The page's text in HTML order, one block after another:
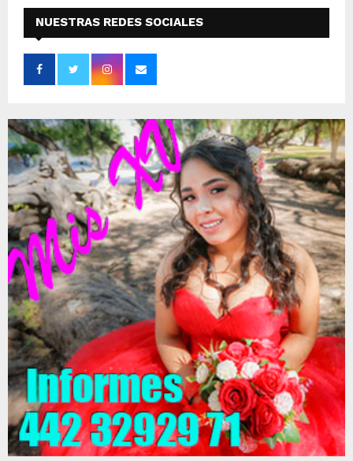
NUESTRAS REDES SOCIALES